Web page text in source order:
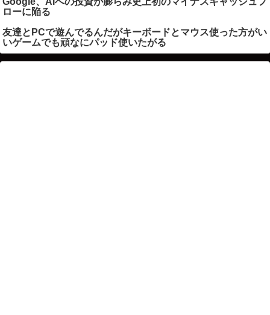
ローに陥る
友達とPCで遊んでるんだがキーボードとマウス使った方がい
いゲームでも頑なにパッド使いたがる